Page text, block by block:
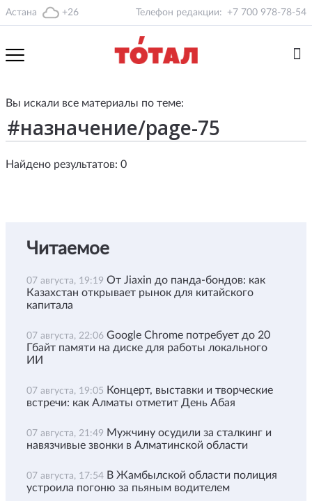
Астана +26 Телефон редакции: +7 700 978-78-54
Вы искали все материалы по теме:
Найдено результатов: 0
Читаемое
07 августа, 19:19 От Jiaxin до панда-бондов: как
Казахстан открывает рынок для китайского
капитала
07 августа, 22:06 Google Chrome потребует до 20
Гбайт памяти на диске для работы локального
ИИ
07 августа, 19:05 Концерт, выставки и творческие
встречи: как Алматы отметит День Абая
07 августа, 21:49 Мужчину осудили за сталкинг и
навязчивые звонки в Алматинской области
07 августа, 17:54 В Жамбылской области полиция
устроила погоню за пьяным водителем